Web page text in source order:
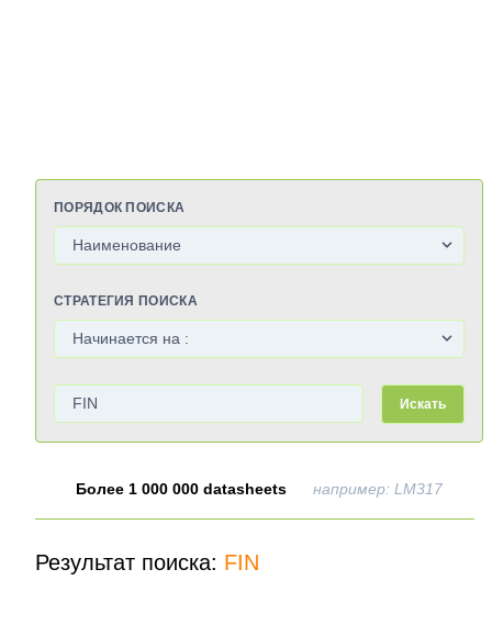
ПОРЯДОК ПОИСКА
СТРАТЕГИЯ ПОИСКА
Искать
Более 1 000 000 datasheets например: LM317
Результат поиска: FIN